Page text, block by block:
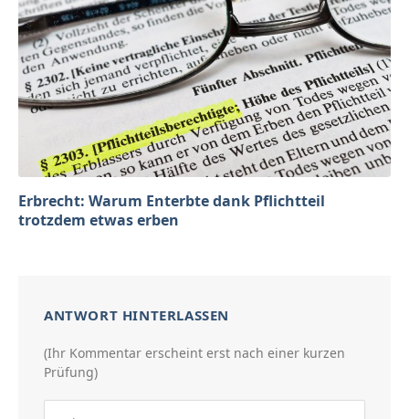
Erbrecht: Warum Enterbte dank Pflichtteil
trotzdem etwas erben
ANTWORT HINTERLASSEN
(Ihr Kommentar erscheint erst nach einer kurzen
Prüfung)